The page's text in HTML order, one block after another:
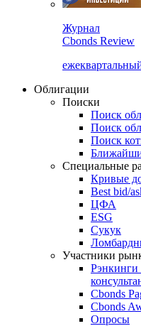
Журнал
Cbonds Review
Облигации
Поиски
Поиск
Поиск
Поиск
Специальные
Кривые
Best bid/
ЦФА
ESG
Сукук
Участники
Рэнкинги
Cbonds
Cbonds
Опросы